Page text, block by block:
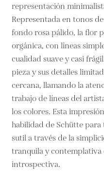
representación
Representada en tonos
fondo rosa pálido, la flor
orgánica, con líneas
cualidad suave y casi
pieza y sus detalles
cercana, llamando la
trabajo de líneas del
los colores. Esta
habilidad de Schütte
sutil a través de la
tranquila y contemplativa
introspectiva.